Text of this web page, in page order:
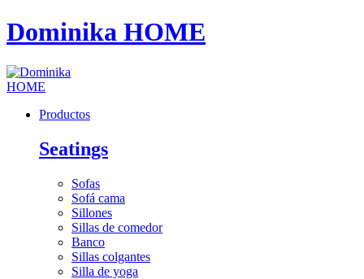
Dominika HOME
Productos
Seatings
Sofas
Sofá cama
Sillones
Sillas de comedor
Banco
Sillas colgantes
Silla de yoga